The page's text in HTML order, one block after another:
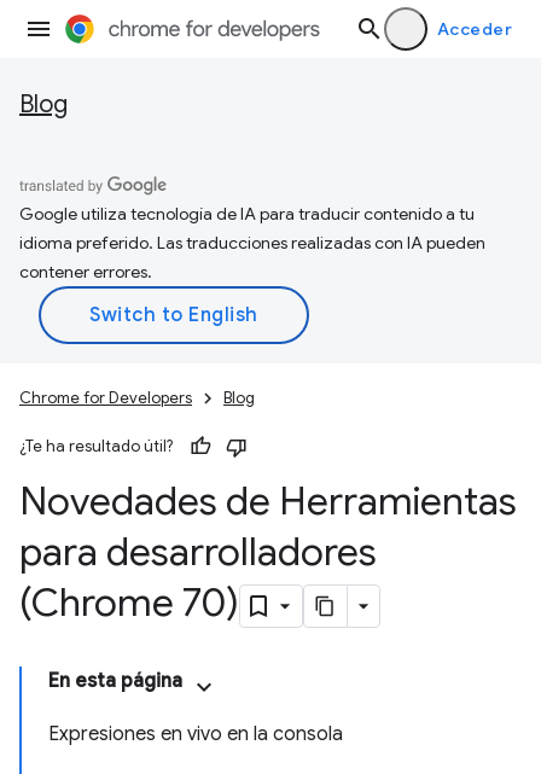
Acceder
Blog
Google utiliza tecnología de IA para traducir contenido a tu
idioma preferido. Las traducciones realizadas con IA pueden
contener errores.
Chrome for Developers Blog
¿Te ha resultado útil?
Novedades de Herramientas
para desarrolladores
(Chrome 70)
En esta página
Expresiones en vivo en la consola